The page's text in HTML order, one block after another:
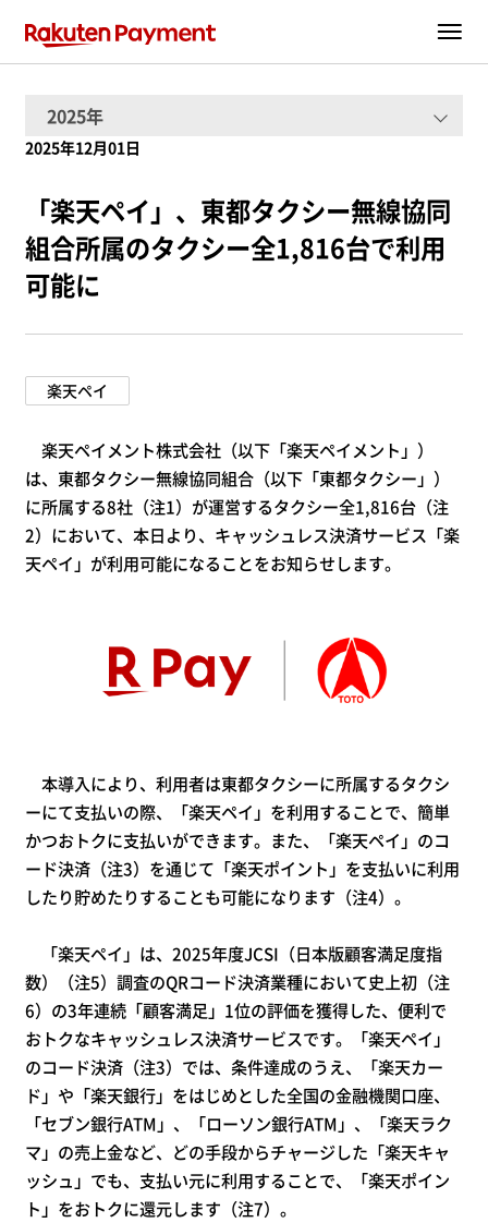
2025年12月01日
「楽天ペイ」、東都タクシー無線協同
組合所属のタクシー全1,816台で利用
可能に
楽天ペイ
楽天ペイメント株式会社（以下「楽天ペイメント」）
は、東都タクシー無線協同組合（以下「東都タクシー」）
に所属する8社（注1）が運営するタクシー全1,816台（注
2）において、本日より、キャッシュレス決済サービス「楽
天ペイ」が利用可能になることをお知らせします。
本導入により、利用者は東都タクシーに所属するタクシ
ーにて支払いの際、「楽天ペイ」を利用することで、簡単
かつおトクに支払いができます。また、「楽天ペイ」のコ
ード決済（注3）を通じて「楽天ポイント」を支払いに利用
したり貯めたりすることも可能になります（注4）。
「楽天ペイ」は、2025年度JCSI（日本版顧客満足度指
数）（注5）調査のQRコード決済業種において史上初（注
6）の3年連続「顧客満足」1位の評価を獲得した、便利で
おトクなキャッシュレス決済サービスです。「楽天ペイ」
のコード決済（注3）では、条件達成のうえ、「楽天カー
ド」や「楽天銀行」をはじめとした全国の金融機関口座、
「セブン銀行ATM」、「ローソン銀行ATM」、「楽天ラク
マ」の売上金など、どの手段からチャージした「楽天キャ
ッシュ」でも、支払い元に利用することで、「楽天ポイン
ト」をおトクに還元します（注7）。